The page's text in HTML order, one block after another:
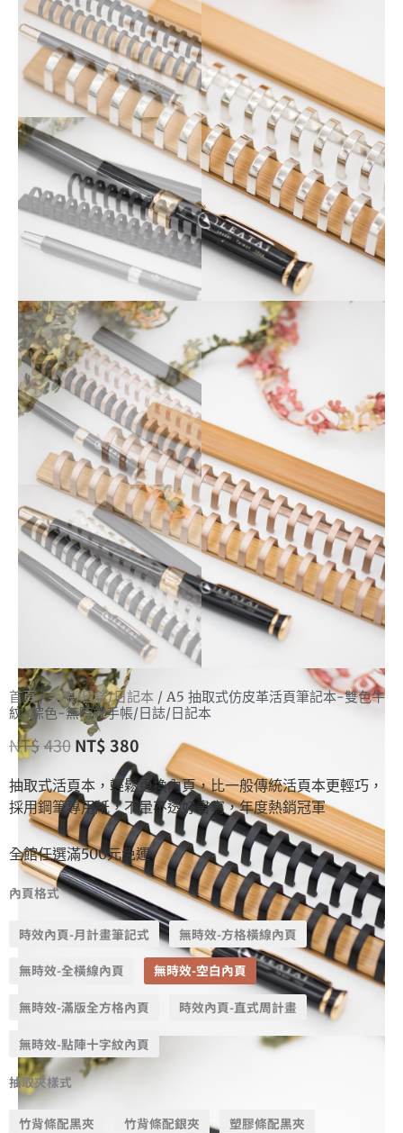
首頁/手帳/日誌/日記本 / A5 抽取式仿皮革活頁筆記本-雙色牛
紋-棕色-無時效手帳/日誌/日記本
NT$430 NT$380
抽取式活頁本，輕鬆更換內頁，比一般傳統活頁本更輕巧，
採用鋼筆專用紙，不暈不透好書寫，年度熱銷冠軍
全館任選滿500元免運
內頁格式
時效內頁-月計畫筆記式 無時效-方格橫線內頁
無時效-全橫線內頁 無時效-空白內頁
無時效-滿版全方格內頁 時效內頁-直式周計畫
無時效-點陣十字紋內頁
抽取夾樣式
竹背條配黑夾 竹背條配銀夾 塑膠條配黑夾